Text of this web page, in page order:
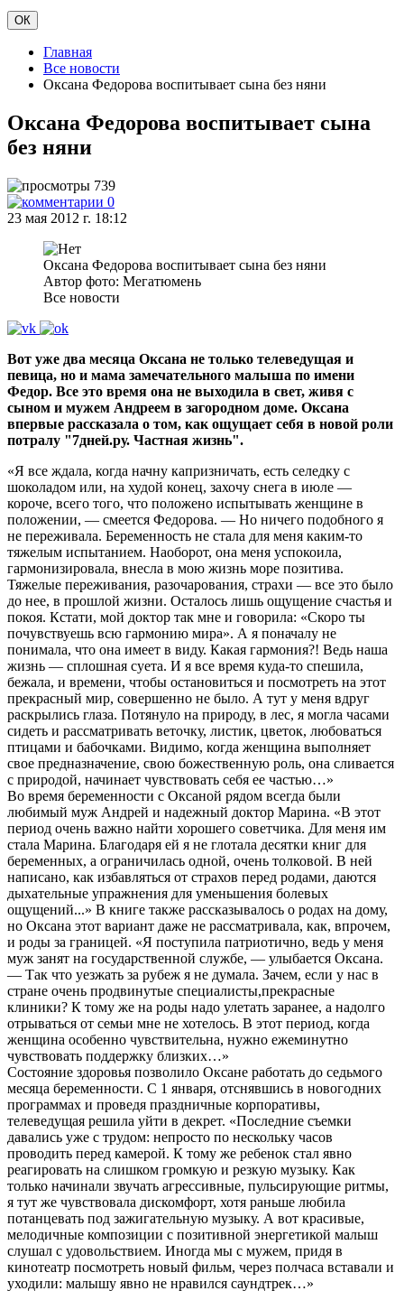
ОК
Главная
Все новости
Оксана Федорова воспитывает сына без няни
Оксана Федорова воспитывает сына
без няни
739
0
23 мая 2012 г. 18:12
Оксана Федорова воспитывает сына без няни
Автор фото: Мегатюмень
Все новости
Вот уже два месяца Оксана не только телеведущая и
певица, но и мама замечательного малыша по имени
Федор. Все это время она не выходила в свет, живя с
сыном и мужем Андреем в загородном доме. Оксана
впервые рассказала о том, как ощущает себя в новой роли
потралу "7дней.ру. Частная жизнь".
«Я все ждала, когда начну капризничать, есть селедку с
шоколадом или, на худой конец, захочу снега в июле —
короче, всего того, что положено испытывать женщине в
положении, — смеется Федорова. — Но ничего подобного я
не переживала. Беременность не стала для меня каким-то
тяжелым испытанием. Наоборот, она меня успокоила,
гармонизировала, внесла в мою жизнь море позитива.
Тяжелые переживания, разочарования, страхи — все это было
до нее, в прошлой жизни. Осталось лишь ощущение счастья и
покоя. Кстати, мой доктор так мне и говорила: «Скоро ты
почувствуешь всю гармонию мира». А я поначалу не
понимала, что она имеет в виду. Какая гармония?! Ведь наша
жизнь — сплошная суета. И я все время куда-то спешила,
бежала, и времени, чтобы остановиться и посмотреть на этот
прекрасный мир, совершенно не было. А тут у меня вдруг
раскрылись глаза. Потянуло на природу, в лес, я могла часами
сидеть и рассматривать веточку, листик, цветок, любоваться
птицами и бабочками. Видимо, когда женщина выполняет
свое предназначение, свою божественную роль, она сливается
с природой, начинает чувствовать себя ее частью…»
Во время беременности с Оксаной рядом всегда были
любимый муж Андрей и надежный доктор Марина. «В этот
период очень важно найти хорошего советчика. Для меня им
стала Марина. Благодаря ей я не глотала десятки книг для
беременных, а ограничилась одной, очень толковой. В ней
написано, как избавляться от страхов перед родами, даются
дыхательные упражнения для уменьшения болевых
ощущений...» В книге также рассказывалось о родах на дому,
но Оксана этот вариант даже не рассматривала, как, впрочем,
и роды за границей. «Я поступила патриотично, ведь у меня
муж занят на государственной службе, — улыбается Оксана.
— Так что уезжать за рубеж я не думала. Зачем, если у нас в
стране очень продвинутые специалисты,прекрасные
клиники? К тому же на роды надо улетать заранее, а надолго
отрываться от семьи мне не хотелось. В этот период, когда
женщина особенно чувствительна, нужно ежеминутно
чувствовать поддержку близких…»
Состояние здоровья позволило Оксане работать до седьмого
месяца беременности. С 1 января, отснявшись в новогодних
программах и проведя праздничные корпоративы,
телеведущая решила уйти в декрет. «Последние съемки
давались уже с трудом: непросто по нескольку часов
проводить перед камерой. К тому же ребенок стал явно
реагировать на слишком громкую и резкую музыку. Как
только начинали звучать агрессивные, пульсирующие ритмы,
я тут же чувствовала дискомфорт, хотя раньше любила
потанцевать под зажигательную музыку. А вот красивые,
мелодичные композиции с позитивной энергетикой малыш
слушал с удовольствием. Иногда мы с мужем, придя в
кинотеатр посмотреть новый фильм, через полчаса вставали и
уходили: малышу явно не нравился саундтрек…»